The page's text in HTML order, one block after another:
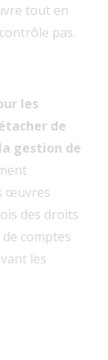
tout en
pas.
les
de
gestion de
œuvres
des droits
comptes
les